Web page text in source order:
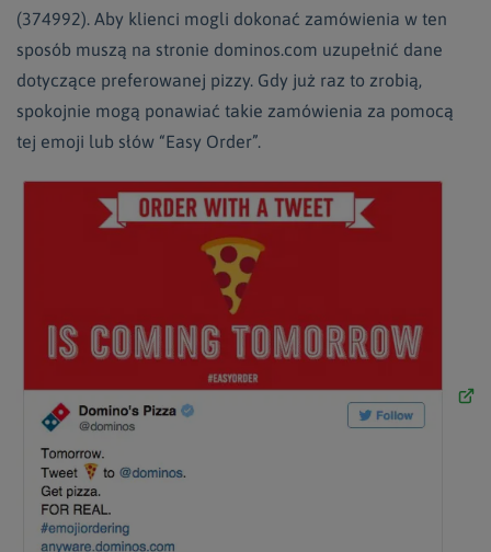
(374992). Aby klienci mogli dokonać zamówienia w ten
sposób muszą na stronie dominos.com uzupełnić dane
dotyczące preferowanej pizzy. Gdy już raz to zrobią,
spokojnie mogą ponawiać takie zamówienia za pomocą
tej emoji lub słów “Easy Order”.